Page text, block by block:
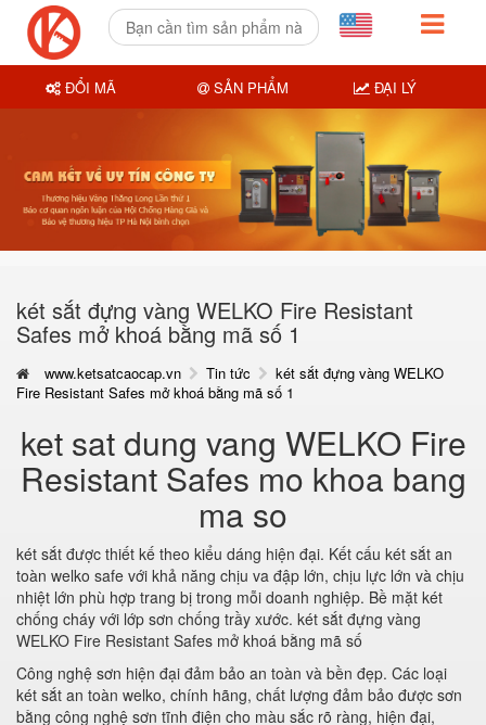
két sắt đựng vàng WELKO Fire Resistant
Safes mở khoá bằng mã số 1
www.ketsatcaocap.vn Tin tức
két sắt đựng vàng WELKO
Fire Resistant Safes mở khoá bằng mã số 1
ket sat dung vang WELKO Fire
Resistant Safes mo khoa bang
ma so
két sắt được thiết kế theo kiểu dáng hiện đại. Kết cấu két sắt an
toàn welko safe với khả năng chịu va đập lớn, chịu lực lớn và chịu
nhiệt lớn phù hợp trang bị trong mỗi doanh nghiệp. Bề mặt két
chống cháy với lớp sơn chống trầy xước. két sắt đựng vàng
WELKO Fire Resistant Safes mở khoá bằng mã số
Công nghệ sơn hiện đại đảm bảo an toàn và bền đẹp. Các loại
két sắt an toàn welko, chính hãng, chất lượng đảm bảo được sơn
bằng công nghệ sơn tĩnh điện cho màu sắc rõ ràng, hiện đại,
ĐỔI MÃ SẢN PHẨM ĐẠI LÝ